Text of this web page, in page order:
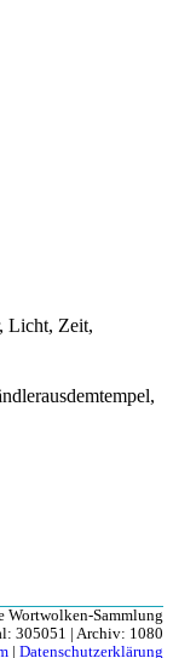
Licht, Zeit,
Wortwolken-Sammlung
305051 | Archiv: 1080
Datenschutzerklärung